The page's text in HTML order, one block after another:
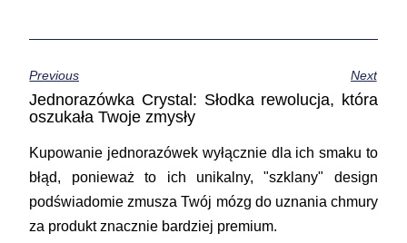
Previous Next
Jednorazówka Crystal: Słodka rewolucja, która
oszukała Twoje zmysły
Kupowanie jednorazówek wyłącznie dla ich smaku to
błąd, ponieważ to ich unikalny, "szklany" design
podświadomie zmusza Twój mózg do uznania chmury
za produkt znacznie bardziej premium.